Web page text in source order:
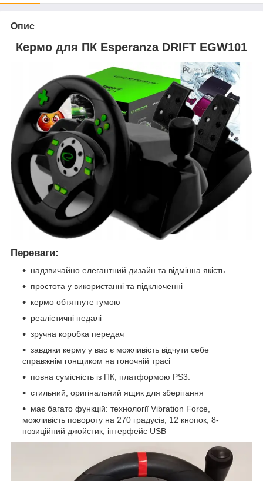
Опис
Кермо для ПК Esperanza DRIFT EGW101
Переваги:
надзвичайно елегантний дизайн та відмінна якість
простота у використанні та підключенні
кермо обтягнуте гумою
реалістичні педалі
зручна коробка передач
завдяки керму у вас є можливість відчути себе
справжнім гонщиком на гоночній трасі
повна сумісність із ПК, платформою PS3.
стильний, оригінальний ящик для зберігання
має багато функцій: технології Vibration Force,
можливість повороту на 270 градусів, 12 кнопок, 8-
позиційний джойстик, інтерфейс USB